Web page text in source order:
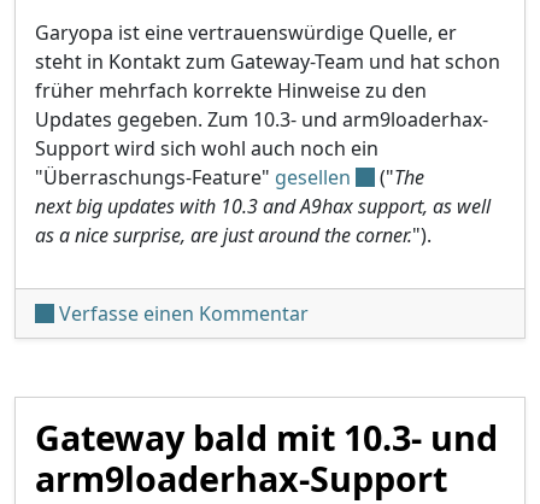
Garyopa ist eine vertrauenswürdige Quelle, er
steht in Kontakt zum Gateway-Team und hat schon
früher mehrfach korrekte Hinweise zu den
Updates gegeben. Zum 10.3- und arm9loaderhax-
Support wird sich wohl auch noch ein
"Überraschungs-Feature" gesellen ("The
next big updates with 10.3 and A9hax support, as well
as a nice surprise, are just around the corner.").
Verfasse einen Kommentarunter 'Gateway-Update
Gateway bald mit 10.3- und
arm9loaderhax-Support